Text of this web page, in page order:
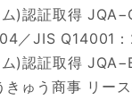
ム)認証取得
／JIS Q14001
)認証取得
きゅう商事 リー